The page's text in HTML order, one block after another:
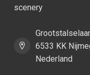
scenery
6533 KK
Nederland